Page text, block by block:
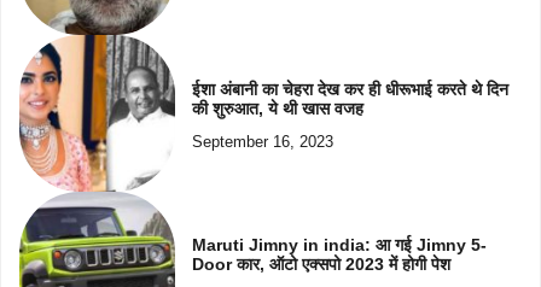
ईशा अंबानी का चेहरा देख कर ही धीरूभाई करते थे दिन
की शुरुआत, ये थी खास वजह
September 16, 2023
Maruti Jimny in india: आ गई Jimny 5-
Door कार, ऑटो एक्सपो 2023 में होगी पेश